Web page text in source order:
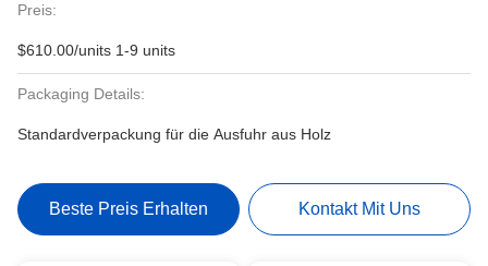
Preis:
$610.00/units 1-9 units
Packaging Details:
Standardverpackung für die Ausfuhr aus Holz
Beste Preis Erhalten Kontakt Mit Uns